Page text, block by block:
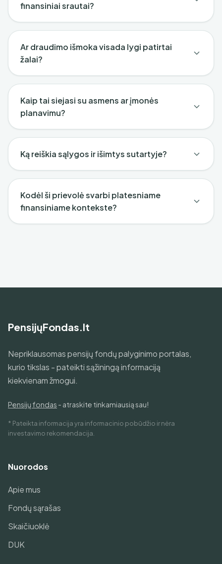
finansiniai srautai?
Ar draudimo išmoka visada lygi patirtai
žalai?
Kaip tai siejasi su asmens ar įmonės
planavimu?
Ką reiškia sąlygos ir išimtys sutartyje?
Kodėl ši prievolė svarbi platesniame
finansiniame kontekste?
PensijųFondas.lt
Nepriklausomas pensijų fondų palyginimo portalas,
kurio tikslas - pateikti sąžiningą informaciją
kiekvienam žmogui.
Pensijų fondas - atraskite tinkamiausią sau!
* Pateikta informacija yra informacinio pobūdžio ir nėra
investavimo rekomendacija.
Nuorodos
Apie mus
Fondų sąrašas
Skaičiuoklė
DUK